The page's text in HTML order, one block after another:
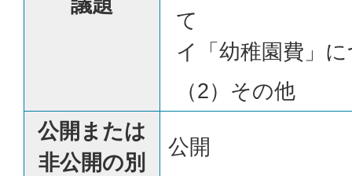
て
イ「幼稚園費」
（2）その他
公開または
非公開の別
公開